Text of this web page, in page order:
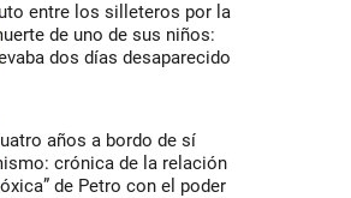
entre los silleteros por la
de uno de sus niños:
dos días desaparecido
años a bordo de sí
crónica de la relación
de Petro con el poder